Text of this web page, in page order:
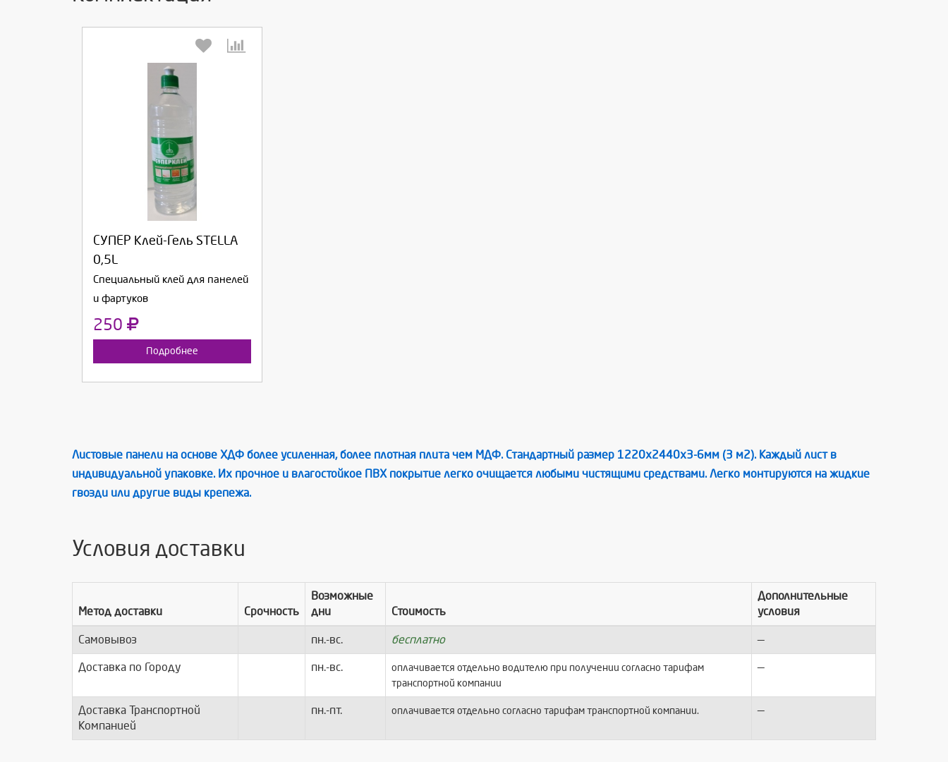
СУПЕР Клей-Гель STELLA
0,5L
Специальный клей для панелей
и фартуков
250
Подробнее
Выберите количество:
Продолжить Отмена
Листовые панели на основе ХДФ более усиленная, более плотная плита чем МДФ. Стандартный размер 1220х2440х3-6мм (3 м2). Каждый лист в
индивидуальной упаковке. Их прочное и влагостойкое ПВХ покрытие легко очищается любыми чистящими средствами. Легко монтируются на жидкие
гвозди или другие виды крепежа.
Условия доставки
Метод доставки Срочность
Возможные
дни
Стоимость
Дополнительные
условия
Самовывоз пн.-вс. бесплатно —
Доставка по Городу пн.-вс.
оплачивается отдельно водителю при получении согласно тарифам
транспортной компании
—
Доставка Транспортной
Компанией
пн.-пт. оплачивается отдельно согласно тарифам транспортной компании. —